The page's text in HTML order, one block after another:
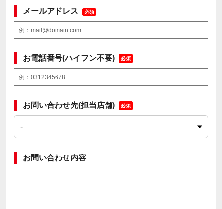
メールアドレス 必須
お電話番号(ハイフン不要) 必須
お問い合わせ先(担当店舗) 必須
お問い合わせ内容